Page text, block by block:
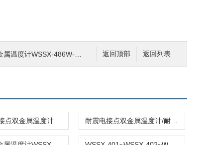
返回列表
返回顶部
486W-_-。WSSX-482贵州省安顺市厂家
点双金属温度计